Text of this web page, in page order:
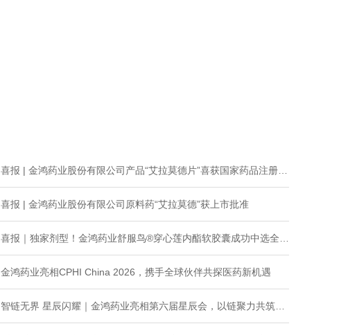
喜报 | 金鸿药业股份有限公司产品“艾拉莫德片”喜获国家药品注册证书
喜报 | 金鸿药业股份有限公司原料药“艾拉莫德”获上市批准
喜报｜独家剂型！金鸿药业舒服鸟®穿心莲内酯软胶囊成功中选全国中成药采购联盟集中带量采购
金鸿药业亮相CPHI China 2026，携手全球伙伴共探医药新机遇
智链无界 星辰闪耀｜金鸿药业亮相第六届星辰会，以链聚力共筑医药健康新生态